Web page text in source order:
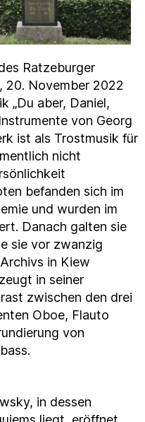
Ratzeburger
20. November 2022
„Du aber, Daniel,
von Georg
ist als Trostmusik für
nicht
befanden sich im
und wurden im
Danach galten sie
sie vor zwanzig
in Kiew
in seiner
zwischen den drei
Oboe, Flauto
von
in dessen